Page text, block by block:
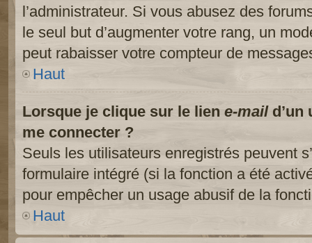
l’administrateur. Si vous abusez des
le seul but d’augmenter votre rang, un
peut rabaisser votre compteur de
Haut
Lorsque je clique sur le lien e-maild’un
me connecter ?
Seuls les utilisateurs enregistrés peuvent
formulaire intégré (si la fonction a été
pour empêcher un usage abusif de la
Haut